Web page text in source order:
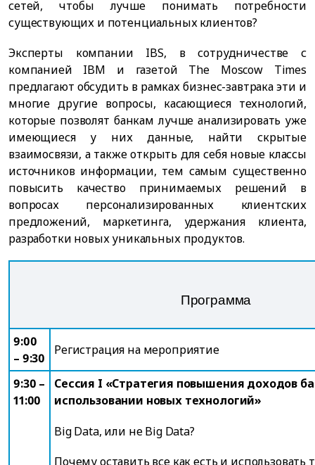
сетей, чтобы лучше понимать потребности
существующих и потенциальных клиентов?
Эксперты компании IBS, в сотрудничестве с
компанией IBM и газетой The Moscow Times
предлагают обсудить в рамках бизнес-завтрака эти и
многие другие вопросы, касающиеся технологий,
которые позволят банкам лучше анализировать уже
имеющиеся у них данные, найти скрытые
взаимосвязи, а также открыть для себя новые классы
источников информации, тем самым существенно
повысить качество принимаемых решений в
вопросах персонализированных клиентских
предложений, маркетинга, удержания клиента,
разработки новых уникальных продуктов.
Программа
9:00
– 9:30
Регистрация на мероприятие
9:30 –
11:00
Сессия I «Стратегия повышения доходов
использовании новых технологий»
Big Data, или не Big Data?
Почему оставить все как есть и использовать